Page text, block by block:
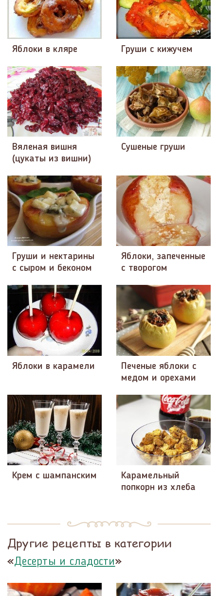
Яблоки в кляре Груши с кижучем
Вяленая вишня
(цукаты из вишни)
Сушеные груши
Груши и нектарины
с сыром и беконом
Яблоки, запеченные
с творогом
Яблоки в карамели
Печеные яблоки с
медом и орехами
Крем с шампанским
Карамельный
попкорн из хлеба
Другие рецепты в категории
«Десерты и сладости»